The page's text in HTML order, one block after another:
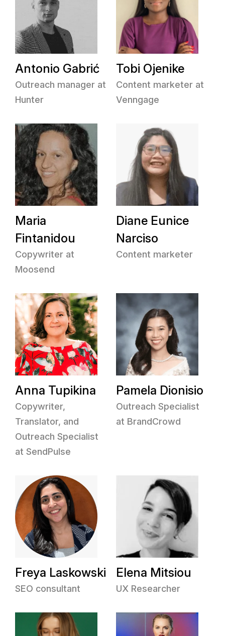
Antonio Gabrić
Outreach manager at
Hunter
Tobi Ojenike
Content marketer at
Venngage
Maria
Fintanidou
Copywriter at
Moosend
Diane Eunice
Narciso
Content marketer
Anna Tupikina
Copywriter,
Translator, and
Outreach Specialist
at SendPulse
Pamela Dionisio
Outreach Specialist
at BrandCrowd
Freya Laskowski
SEO consultant
Elena Mitsiou
UX Researcher